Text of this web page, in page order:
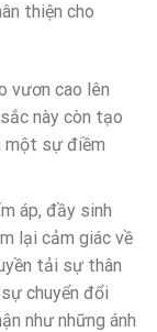
thiện cho
vươn cao lên
này còn tạo
một sự điềm
áp, đầy sinh
lại cảm giác về
tải sự thân
chuyển đổi
như những ánh